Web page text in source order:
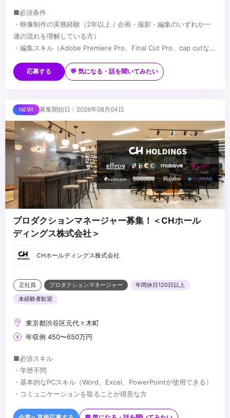
■必須条件
・映像制作の実務経験（2年以上 / 企画・撮影・編集のいずれか一
連の流れを理解している方）
・編集スキル（Adobe Premiere Pro、Final Cut Pro、cap cutな
・外部の編集者、カメラマン、演者等のディレクションおよび進
行、品質管理の経験
イアント対面または他部署との折衝、提案経験
・ポートフォリオをお持ちの方
・縦型ショート動画（TikTok、Instagram Reels、YouTube
Shorts）の企画、ディレクション実務経験（2年以上）
長」「CVR大幅改善」等の定量実績をお持ちの方
・ショートドラマやストーリー性、エンタメ性の高い縦型コンテン
ツの企画・制作経験
・動画編集チームまたはクリエイティブ組織のマネジメント経験
（人数不問）
・個人、法人問わず、SNSアカウントの運用経験（総フォロワー数
万人規模歓迎）
・各種SNS広告（Meta、TikTok、YouTube等）のアルゴリズムや
運用の仕組みに関する知識
...
応募する 💬 気になる・話を聞いてみたい
募集開始日 : 2026年08月04日
プロダクションマネージャー募集！＜CHホール
ディングス株式会社＞
CHホールディングス株式会社
正社員 プロダクションマネージャー
年間休日120日以上
未経験者歓迎
東京都渋谷区元代々木町
年収例 450〜650万円
■必須スキル
・学歴不問
・基本的なPCスキル（Word、Excel、PowerPointが使用できる）
・コミュニケーションを取ることが得意な方